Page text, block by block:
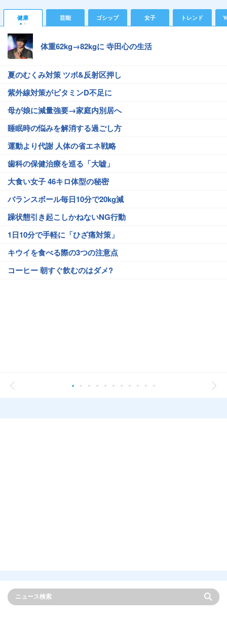
健康 芸能 ゴシップ 女子 トレンド
体重62kg→82kgに 寺田心の生活
夏のむくみ対策 ツボ&反射区押し
紫外線対策がビタミンD不足に
母が娘に減量強要→家庭内別居へ
睡眠時の悩みを解消する過ごし方
運動より代謝 人体の省エネ戦略
歯科の保健治療を巡る「大嘘」
大食い女子 46キロ体型の秘密
バランスボール毎日10分で20kg減
躁状態引き起こしかねないNG行動
1日10分で手軽に「ひざ痛対策」
キウイを食べる際の3つの注意点
コーヒー 朝すぐ飲むのはダメ?